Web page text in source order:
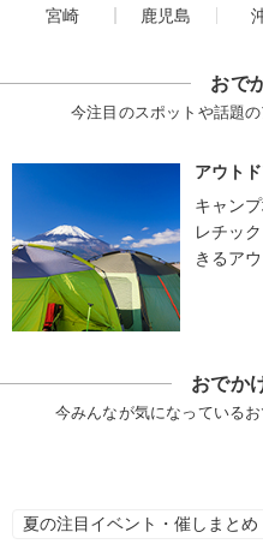
宮崎
鹿児島
おで
今注目のスポットや話題
アウト
キャン
レチッ
きるア
おでか
今みんなが気になっている
夏の注目イベント・催しまとめ